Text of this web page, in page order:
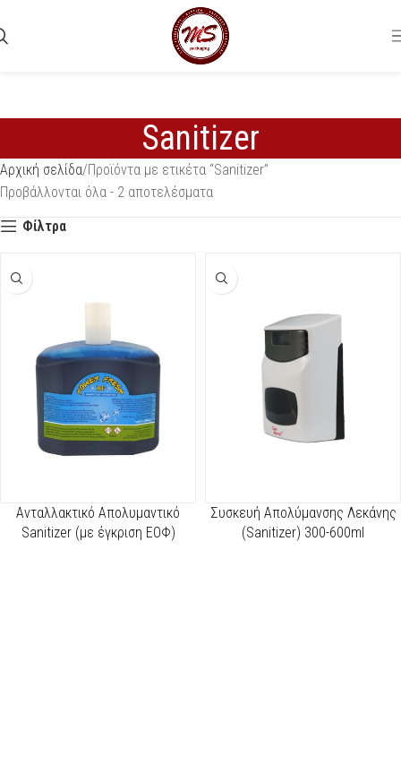
Sanitizer
Αρχική σελίδα Προϊόντα με ετικέτα “Sanitizer”
Προβάλλονται όλα - 2 αποτελέσματα
Φίλτρα
Ανταλλακτικό Απολυμαντικό
Sanitizer (με έγκριση ΕΟΦ)
Συσκευή Απολύμανσης Λεκάνης
(Sanitizer) 300-600ml